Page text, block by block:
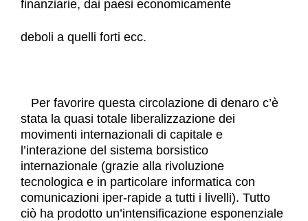
finanziarie, dai paesi economicamente
deboli a quelli forti ecc.
Per favorire questa circolazione di denaro c’è
stata la quasi totale liberalizzazione dei
movimenti internazionali di capitale e
l’interazione del sistema borsistico
internazionale (grazie alla rivoluzione
tecnologica e in particolare informatica con
comunicazioni iper-rapide a tutti i livelli). Tutto
ciò ha prodotto un’intensificazione esponenziale